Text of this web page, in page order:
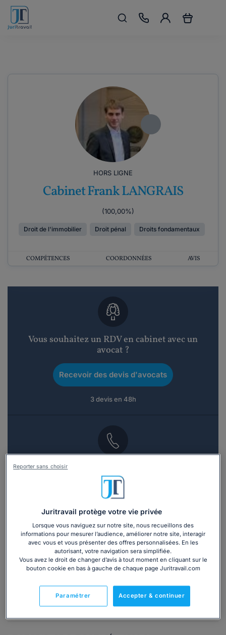
HORS LIGNE
Cabinet Frank LANGRAIS
(100,00%)
Droit de l'immobilier Droit pénal Droits fondamentaux
COMPÉTENCES COORDONNÉES AVIS
Vous souhaitez un RDV en cabinet avec un
avocat ?
Recevoir des devis d'avocats
3 devis en 48h
Vous souhaitez une consultation par
téléphone ?
ou appelez le01 75 75 42 33(8h à 21h du lundi au
vendredi)
Compétences
Juritravail protège votre vie privée
Lorsque vous naviguez sur notre site, nous recueillons des
informations pour mesurer l’audience, améliorer notre site, interagir
avec vous et vous présenter des offres personnalisées. En les
autorisant, votre navigation sera simplifiée.
Vous avez le droit de changer d’avis à tout moment en cliquant sur le
bouton cookie en bas à gauche de chaque page Juritravail.com
Accepter & continuer
Paramétrer
Reporter sans choisir